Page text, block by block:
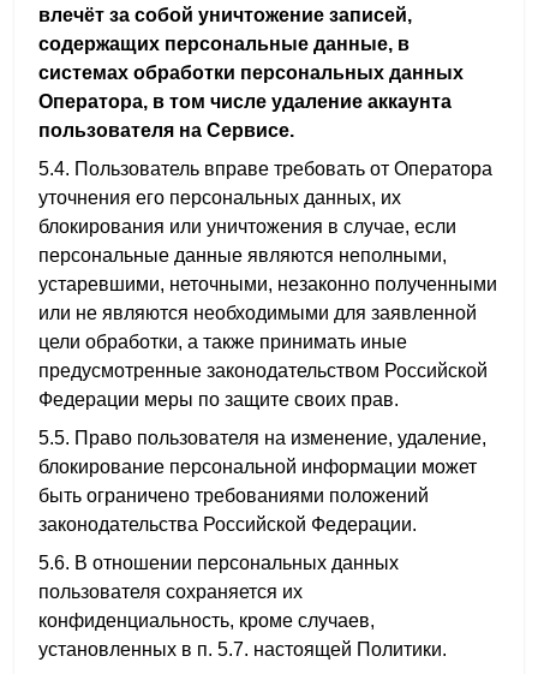
влечёт за собой уничтожение записей,
содержащих персональные данные, в
системах обработки персональных данных
Оператора, в том числе удаление аккаунта
пользователя на Сервисе.
5.4. Пользователь вправе требовать от Оператора
уточнения его персональных данных, их
блокирования или уничтожения в случае, если
персональные данные являются неполными,
устаревшими, неточными, незаконно полученными
или не являются необходимыми для заявленной
цели обработки, а также принимать иные
предусмотренные законодательством Российской
Федерации меры по защите своих прав.
5.5. Право пользователя на изменение, удаление,
блокирование персональной информации может
быть ограничено требованиями положений
законодательства Российской Федерации.
5.6. В отношении персональных данных
пользователя сохраняется их
конфиденциальность, кроме случаев,
установленных в п. 5.7. настоящей Политики.